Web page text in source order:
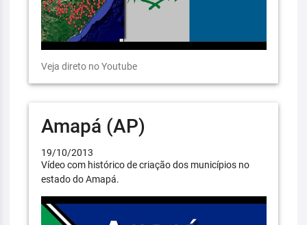
Veja direto no Youtube
Amapá (AP)
19/10/2013
Vídeo com histórico de criação dos municípios no
estado do Amapá.